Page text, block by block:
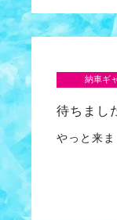
納車ギ
待ちまし
やっと来